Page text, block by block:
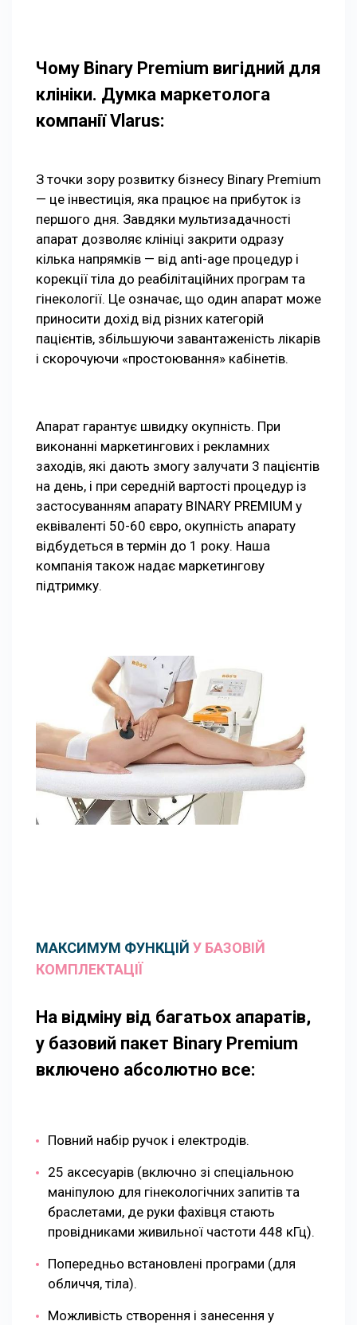
Чому Binary Premium вигідний для
клініки. Думка маркетолога
компанії Vlarus:
З точки зору розвитку бізнесу Binary Premium
— це інвестиція, яка працює на прибуток із
першого дня. Завдяки мультизадачності
апарат дозволяє клініці закрити одразу
кілька напрямків — від anti-age процедур і
корекції тіла до реабілітаційних програм та
гінекології. Це означає, що один апарат може
приносити дохід від різних категорій
пацієнтів, збільшуючи завантаженість лікарів
і скорочуючи «простоювання» кабінетів.
Апарат гарантує швидку окупність. При
виконанні маркетингових і рекламних
заходів, які дають змогу залучати 3 пацієнтів
на день, і при середній вартості процедур із
застосуванням апарату BINARY PREMIUM у
еквіваленті 50-60 євро, окупність апарату
відбудеться в термін до 1 року. Наша
компанія також надає маркетингову
підтримку.
МАКСИМУМ ФУНКЦІЙ У БАЗОВІЙ
КОМПЛЕКТАЦІЇ
На відміну від багатьох апаратів,
у базовий пакет Binary Premium
включено абсолютно все:
Повний набір ручок і електродів.
25 аксесуарів (включно зі спеціальною
маніпулою для гінекологічних запитів та
браслетами, де руки фахівця стають
провідниками живильної частоти 448 кГц).
Попередньо встановлені програми (для
обличчя, тіла).
Можливість створення і занесення у